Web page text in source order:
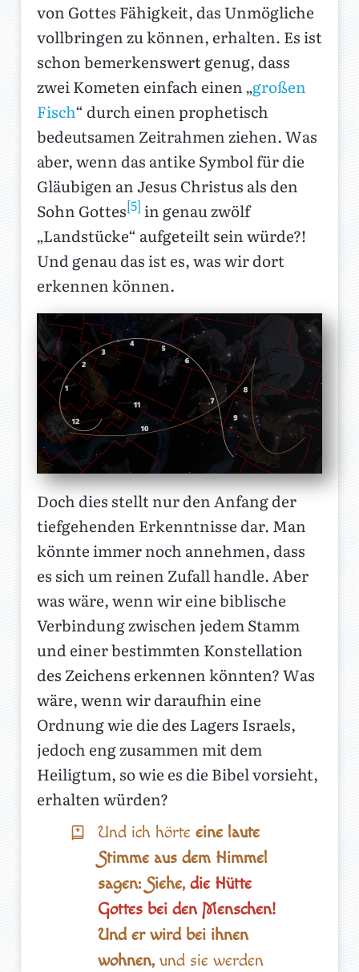
von Gottes Fähigkeit, das Unmögliche
vollbringen zu können, erhalten. Es ist
schon bemerkenswert genug, dass
zwei Kometen einfach einen „großen
Fisch“ durch einen prophetisch
bedeutsamen Zeitrahmen ziehen. Was
aber, wenn das antike Symbol für die
Gläubigen an Jesus Christus als den
Sohn Gottes[5] in genau zwölf
„Landstücke“ aufgeteilt sein würde?!
Und genau das ist es, was wir dort
erkennen können.
Doch dies stellt nur den Anfang der
tiefgehenden Erkenntnisse dar. Man
könnte immer noch annehmen, dass
es sich um reinen Zufall handle. Aber
was wäre, wenn wir eine biblische
Verbindung zwischen jedem Stamm
und einer bestimmten Konstellation
des Zeichens erkennen könnten? Was
wäre, wenn wir daraufhin eine
Ordnung wie die des Lagers Israels,
jedoch eng zusammen mit dem
Heiligtum, so wie es die Bibel vorsieht,
erhalten würden?
Und ich hörte eine laute
Stimme aus dem Himmel
sagen: Siehe, die Hütte
Gottes bei den Menschen!
Und er wird bei ihnen
wohnen,und sie werden